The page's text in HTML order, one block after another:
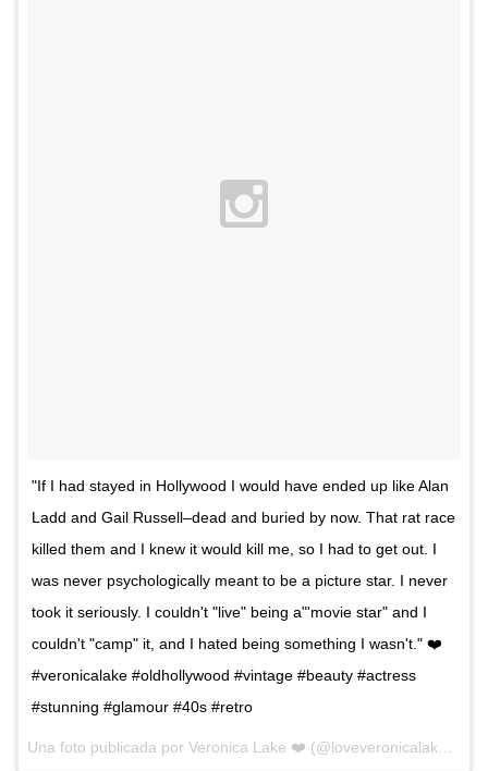
"If I had stayed in Hollywood I would have ended up like Alan
Ladd and Gail Russell–dead and buried by now. That rat race
killed them and I knew it would kill me, so I had to get out. I
was never psychologically meant to be a picture star. I never
took it seriously. I couldn't "live" being a"'movie star" and I
couldn't "camp" it, and I hated being something I wasn't." ❤️
#veronicalake #oldhollywood #vintage #beauty #actress
#stunning #glamour #40s #retro